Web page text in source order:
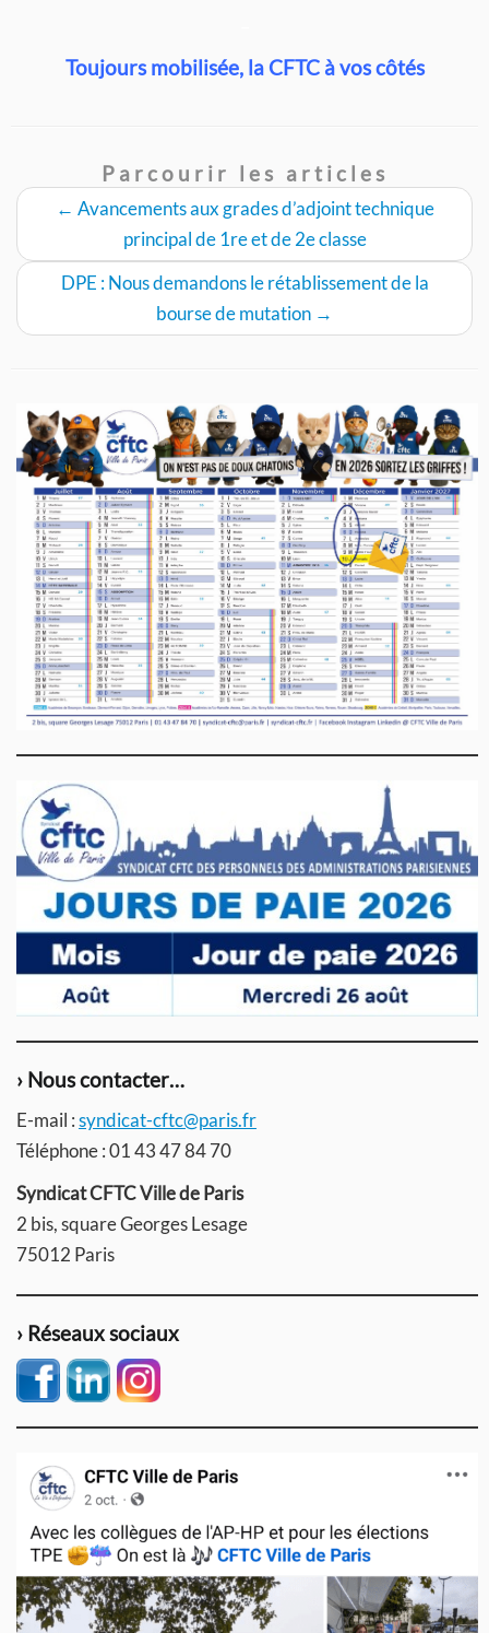
Toujours mobilisée, la CFTC à vos côtés
Parcourir les articles
← Avancements aux grades d’adjoint technique
principal de 1re et de 2e classe
DPE : Nous demandons le rétablissement de la
bourse de mutation →
› Nous contacter…
E-mail :syndicat-cftc@paris.fr
Téléphone : 01 43 47 84 70
Syndicat CFTC Ville de Paris
2 bis, square Georges Lesage
75012 Paris
› Réseaux sociaux